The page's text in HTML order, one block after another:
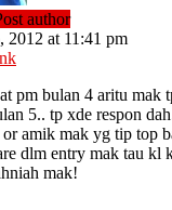
author
2012 at 11:41 pm
pm bulan 4 aritu mak
5.. tp xde respon
amik mak yg tip top
dlm entry mak tau kl
mak!